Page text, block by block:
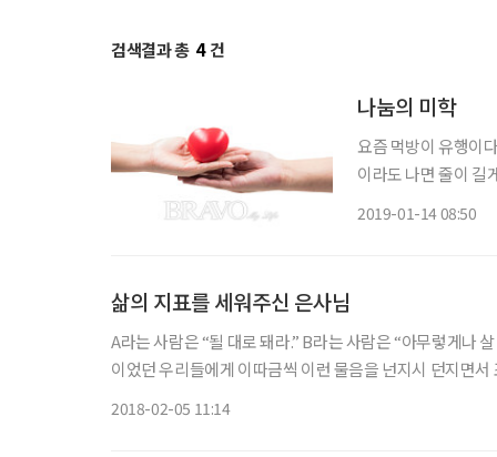
검색결과 총 4 건
나눔의 미학
요즘 먹방이 유행이
이라도 나면 줄이 길
2019-01-14 08:50
삶의 지표를 세워주신 은사님
A라는 사람은 “될 대로 돼라.” B라는 사람은 “아무렇게나
이었던 우리들에게 이따금씩 이런 물음을 넌지시 던지면
2018-02-05 11:14